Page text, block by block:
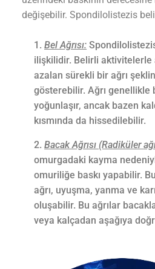
değişebilir. Spondilolistezis
Bel Ağrısı:
ilişkilidir. Belirli aktivitelerle
azalan sürekli bir ağrı
gösterebilir. Ağrı genellikle
yoğunlaşır, ancak bazen
kısmında da hissedilebilir.
Bacak Ağrısı (Radiküler
omurgadaki kayma
omuriliğe baskı yapabilir.
ağrı, uyuşma, yanma ve
oluşabilir. Bu ağrılar
veya kalçadan aşağıya